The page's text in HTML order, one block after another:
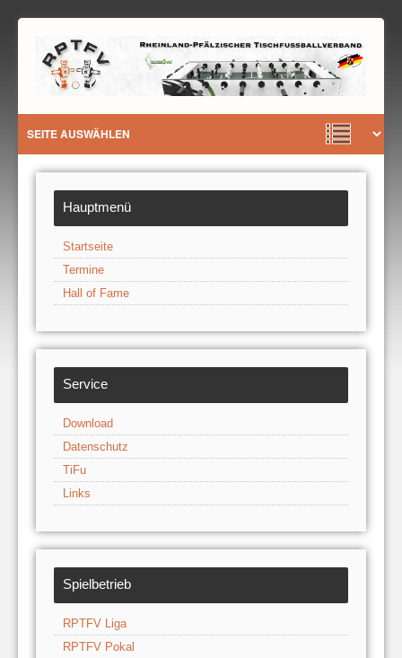
Hauptmenü
Startseite
Termine
Hall of Fame
Service
Download
Datenschutz
TiFu
Links
Spielbetrieb
RPTFV Liga
RPTFV Pokal